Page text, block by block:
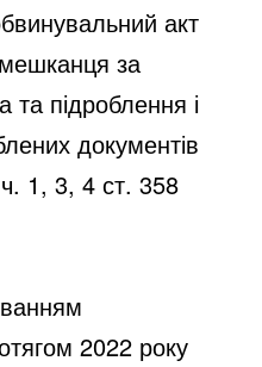
акт
за
підроблення і
документів
1, 3, 4 ст. 358
2022 року